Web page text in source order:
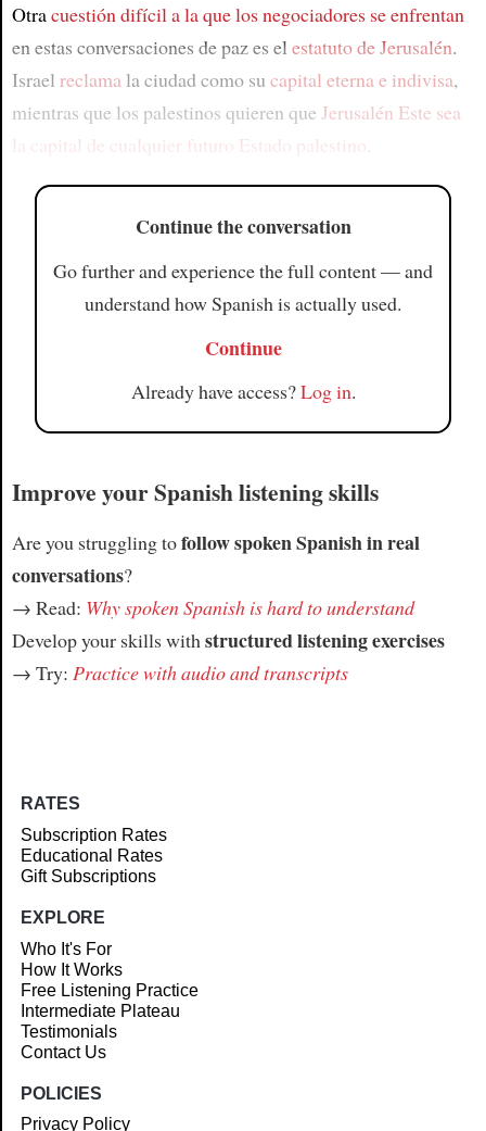
Otracuestión difícila la que los negociadores se enfrentan
en estas conversaciones de paz es el estatuto de Jerusalén.
Israel reclamala ciudad como su capital eterna e indivisa,
mientras que los palestinos quieren que Jerusalén Este sea
la capital de cualquier futuro Estado palestino
Continue the conversation
Go further and experience the full content — and
understand how Spanish is actually used.
Continue
Already have access?Log in.
Improve your Spanish listening skills
Are you struggling tofollow spoken Spanish in real
conversations?
→ Read: Why spoken Spanish is hard to understand
Develop your skills with structured listening exercises
→ Try: Practice with audio and transcripts
RATES
Subscription Rates
Educational Rates
Gift Subscriptions
EXPLORE
Who It's For
How It Works
Free Listening Practice
Intermediate Plateau
Testimonials
Contact Us
POLICIES
Privacy Policy